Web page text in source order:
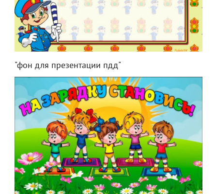
"фон для презентации пдд"